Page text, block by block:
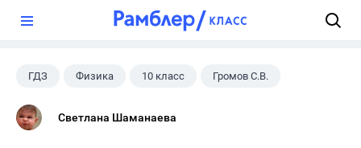
ГДЗ Физика 10 класс Громов С.В.
Светлана Шаманаева